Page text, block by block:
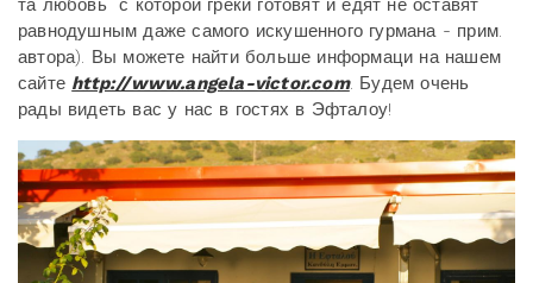
та любовь с которой греки готовят и едят не оставят
равнодушным даже самого искушенного гурмана - прим.
автора). Вы можете найти больше информаци на нашем
сайте http://www.angela-victor.com. Будем очень
рады видеть вас у нас в гостях в Эфталоу!